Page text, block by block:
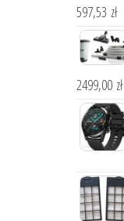
597,53 zł
2499,00 zł